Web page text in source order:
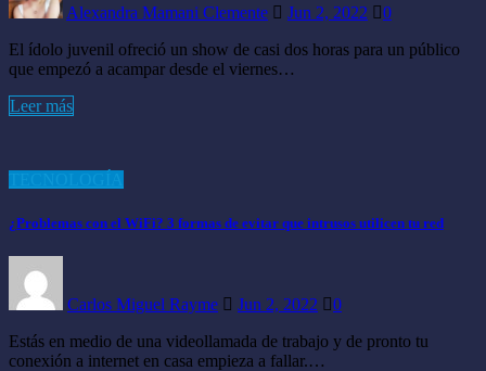
Alexandra Mamani Clemente Jun 2, 2022
0
El ídolo juvenil ofreció un show de casi dos horas para un público
que empezó a acampar desde el viernes…
Leer más
¿Problemas con el WiFi? 3 formas de evitar que intrusos utilicen tu red
Carlos Miguel Rayme Jun 2, 2022
0
Estás en medio de una videollamada de trabajo y de pronto tu
conexión a internet en casa empieza a fallar.…